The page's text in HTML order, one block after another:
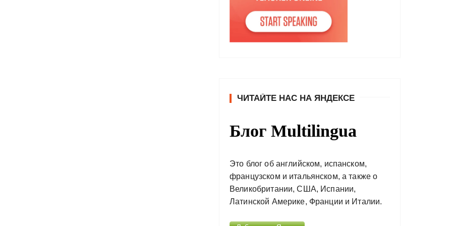
ЧИТАЙТЕ НАС НА ЯНДЕКСЕ
Блог Multilingua
Это блог об английском, испанском,
французском и итальянском, а также о
Великобритании, США, Испании,
Латинской Америке, Франции и Италии.